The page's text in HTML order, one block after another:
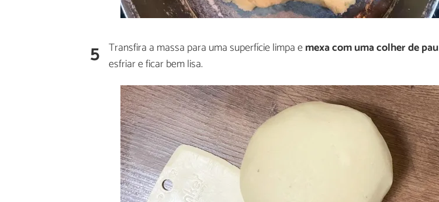
5 Transfira a massa para uma superfície limpa emexa com uma colher de pau
esfriar e ficar bem lisa.